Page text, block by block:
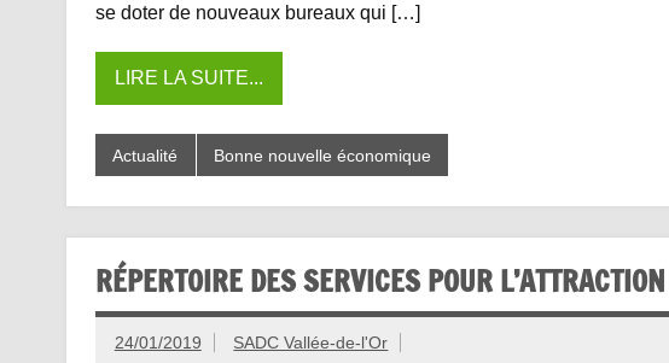
se doter de nouveaux bureaux qui […]
LIRE LA SUITE...
Actualité Bonne nouvelle économique
RÉPERTOIRE DES SERVICES POUR
24/01/2019 SADC Vallée-de-l'Or